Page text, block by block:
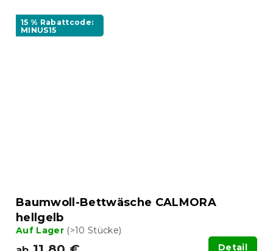
15 % Rabattcode:
MINUS15
Baumwoll-Bettwäsche CALMORA
hellgelb
Auf Lager (>10 Stücke)
Detail